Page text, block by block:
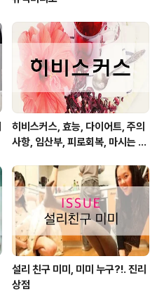
히비스커스, 효능, 다이어트, 주의
사항, 임산부, 피로회복, 마시는 방
설리 친구 미미, 미미 누구?!. 진리
상점